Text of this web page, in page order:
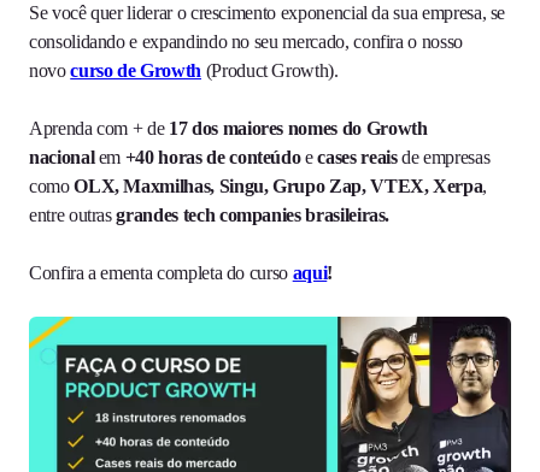
Se você quer liderar o crescimento exponencial da sua empresa, se
consolidando e expandindo no seu mercado, confira o nosso
novo curso de Growth (Product Growth).
Aprenda com + de 17 dos maiores nomes do Growth
nacionalem +40 horas de conteúdoecases reaisde empresas
comoOLX, Maxmilhas, Singu, Grupo Zap, VTEX, Xerpa,
entre outrasgrandes tech companies brasileiras.
Confira a ementa completa do curso aqui!